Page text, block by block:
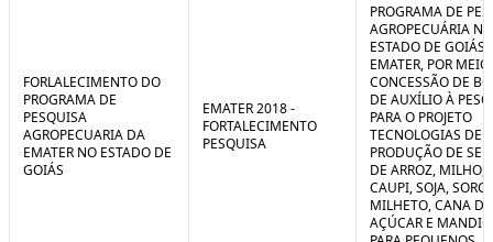
FORLALECIMENTO DO
PROGRAMA DE
PESQUISA
AGROPECUARIA DA
EMATER NO ESTADO DE
GOIÁS
EMATER 2018 -
FORTALECIMENTO
PESQUISA
PROGRAMA DE
AGROPECUÁRIA NO
ESTADO DE GOIÁS
EMATER, POR
CONCESSÃO DE
DE AUXÍLIO À
PARA O PROJETO
TECNOLOGIAS DE
PRODUÇÃO DE
DE ARROZ, MILHO,
CAUPI, SOJA,
MILHETO, CANA DE
AÇÚCAR E